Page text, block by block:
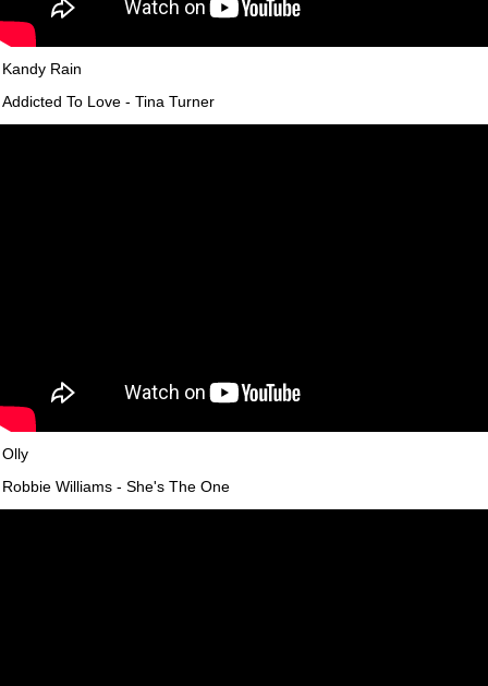
Kandy Rain
Addicted To Love - Tina Turner
Olly
Robbie Williams - She's The One